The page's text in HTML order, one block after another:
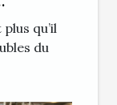
qu’il
du